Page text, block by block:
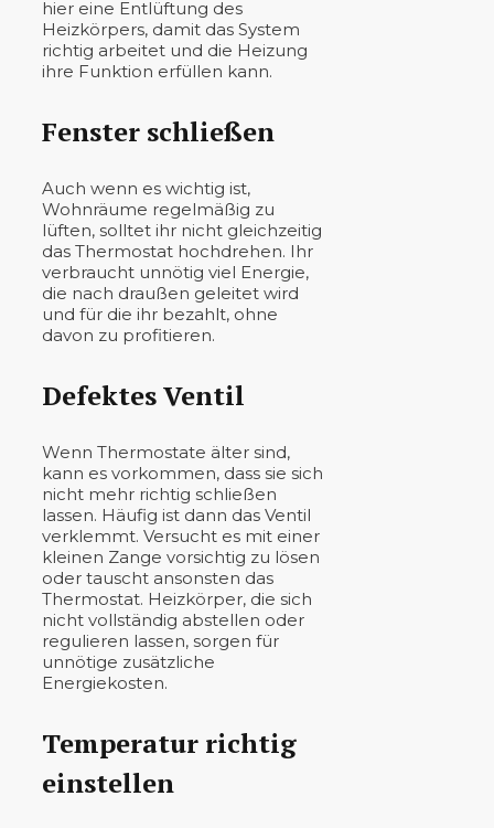
hier eine Entlüftung des
Heizkörpers, damit das System
richtig arbeitet und die Heizung
ihre Funktion erfüllen kann.
Fenster schließen
Auch wenn es wichtig ist,
Wohnräume regelmäßig zu
lüften, solltet ihr nicht gleichzeitig
das Thermostat hochdrehen. Ihr
verbraucht unnötig viel Energie,
die nach draußen geleitet wird
und für die ihr bezahlt, ohne
davon zu profitieren.
Defektes Ventil
Wenn Thermostate älter sind,
kann es vorkommen, dass sie sich
nicht mehr richtig schließen
lassen. Häufig ist dann das Ventil
verklemmt. Versucht es mit einer
kleinen Zange vorsichtig zu lösen
oder tauscht ansonsten das
Thermostat. Heizkörper, die sich
nicht vollständig abstellen oder
regulieren lassen, sorgen für
unnötige zusätzliche
Energiekosten.
Temperatur richtig
einstellen